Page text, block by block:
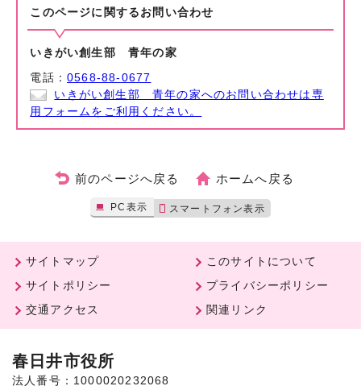
このページに関する お問い合わせ
いきがい創生部 青年の家
電話：0568-88-0677
いきがい創生部 青年の家へのお問い合わせは専
用フォームをご利用ください。
前のページへ戻る ホームへ戻る
PC表示 スマートフォン表示
サイトマップ
このサイトについて
サイトポリシー
プライバシーポリシー
交通アクセス
関連リンク
春日井市役所
法人番号：1000020232068